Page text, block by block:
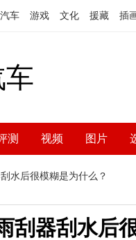
汽车 游戏 文化 援藏 插
测 视频 图片
水后很模糊是为什么？
刮器刮水后